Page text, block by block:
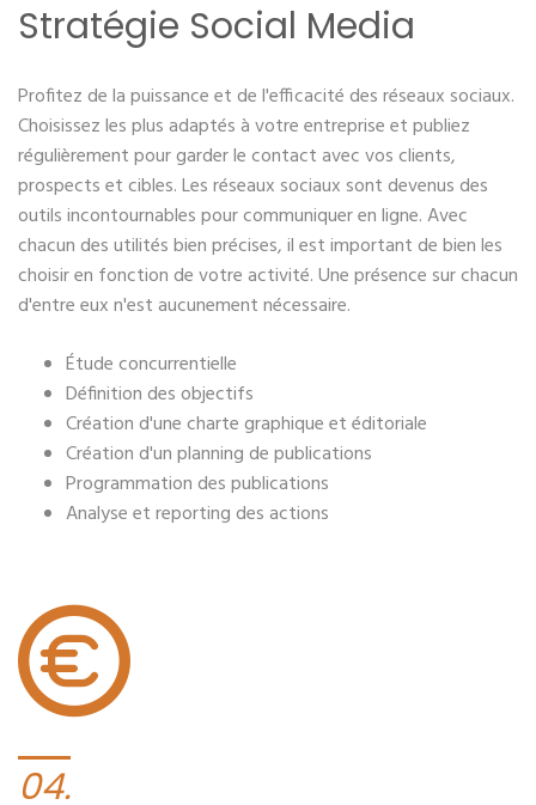
Stratégie Social Media
Profitez de la puissance et de l'efficacité des réseaux sociaux.
Choisissez les plus adaptés à votre entreprise et publiez
régulièrement pour garder le contact avec vos clients,
prospects et cibles. Les réseaux sociaux sont devenus des
outils incontournables pour communiquer en ligne. Avec
chacun des utilités bien précises, il est important de bien les
choisir en fonction de votre activité. Une présence sur chacun
d'entre eux n'est aucunement nécessaire.
Étude concurrentielle
Définition des objectifs
Création d'une charte graphique et éditoriale
Création d'un planning de publications
Programmation des publications
Analyse et reporting des actions
04.